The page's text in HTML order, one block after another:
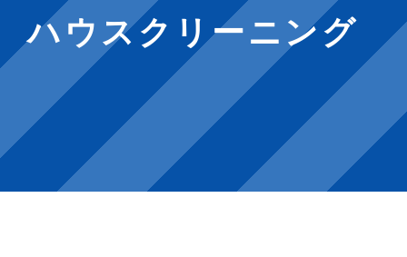
ハウスクリーニング